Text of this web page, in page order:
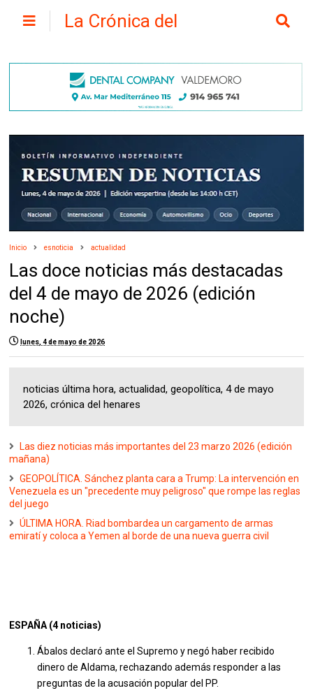
La Crónica del
Inicio esnoticia actualidad
Las doce noticias más destacadas
del 4 de mayo de 2026 (edición
noche)
lunes, 4 de mayo de 2026
noticias última hora, actualidad, geopolítica, 4 de mayo
2026, crónica del henares
Las diez noticias más importantes del 23 marzo 2026 (edición
mañana)
GEOPOLÍTICA. Sánchez planta cara a Trump: La intervención en
Venezuela es un "precedente muy peligroso" que rompe las reglas
del juego
ÚLTIMA HORA. Riad bombardea un cargamento de armas
emiratí y coloca a Yemen al borde de una nueva guerra civil
ESPAÑA (4 noticias)
Ábalos declaró ante el Supremo y negó haber recibido
dinero de Aldama, rechazando además responder a las
preguntas de la acusación popular del PP.